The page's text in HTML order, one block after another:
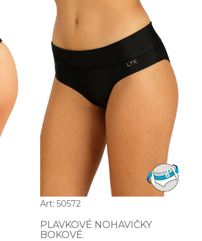
Art: 50572
PLAVKOVÉ NOHAVIČKY
BOKOVÉ.